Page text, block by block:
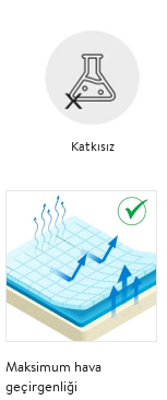
Katkısız
Maksimum hava
geçirgenliği